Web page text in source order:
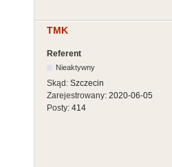
TMK
Referent
Nieaktywny
Skąd: Szczecin
Zarejestrowany: 2020-06-05
Posty: 414